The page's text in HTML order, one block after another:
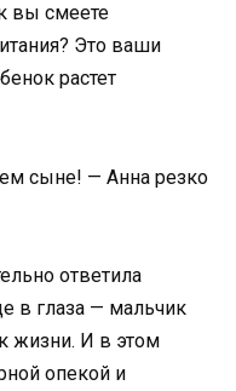
вы смеете
Это ваши
растет
сыне! — Анна резко
ответила
в глаза — мальчик
жизни. И в этом
опекой и